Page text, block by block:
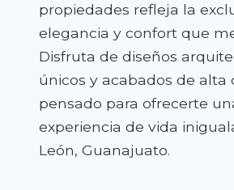
propiedades refleja la
elegancia y confort que
Disfruta de diseños
únicos y acabados de alta
pensado para ofrecerte
experiencia de vida
León, Guanajuato.